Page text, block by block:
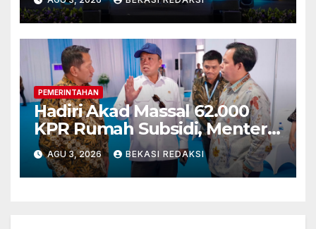
Sentuh Tanahku
PEMERINTAHAN
Hadiri Akad Massal 62.000
KPR Rumah Subsidi, Menteri
Nusron: Legalitas Tanah Beri
Kepastian bagi Masyarakat
AGU 3, 2026 BEKASI REDAKSI